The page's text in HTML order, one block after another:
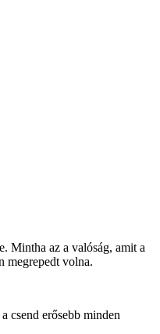
Mintha az a valóság, amit a
megrepedt volna.
csend erősebb minden